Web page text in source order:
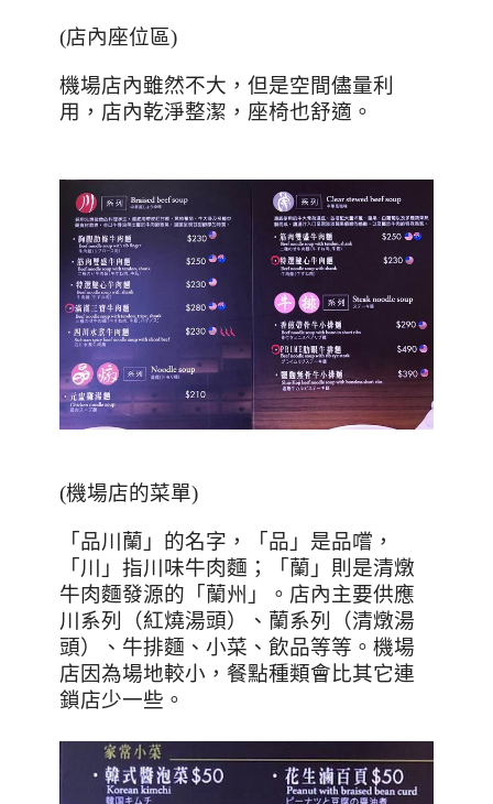
(店內座位區)
機場店內雖然不大，但是空間儘量利
用，店內乾淨整潔，座椅也舒適。
(機場店的菜單)
「品川蘭」的名字，「品」是品嚐，
「川」指川味牛肉麵；「蘭」則是清燉
牛肉麵發源的「蘭州」。店內主要供應
川系列（紅燒湯頭）、蘭系列（清燉湯
頭）、牛排麵、小菜、飲品等等。機場
店因為場地較小，餐點種類會比其它連
鎖店少一些。